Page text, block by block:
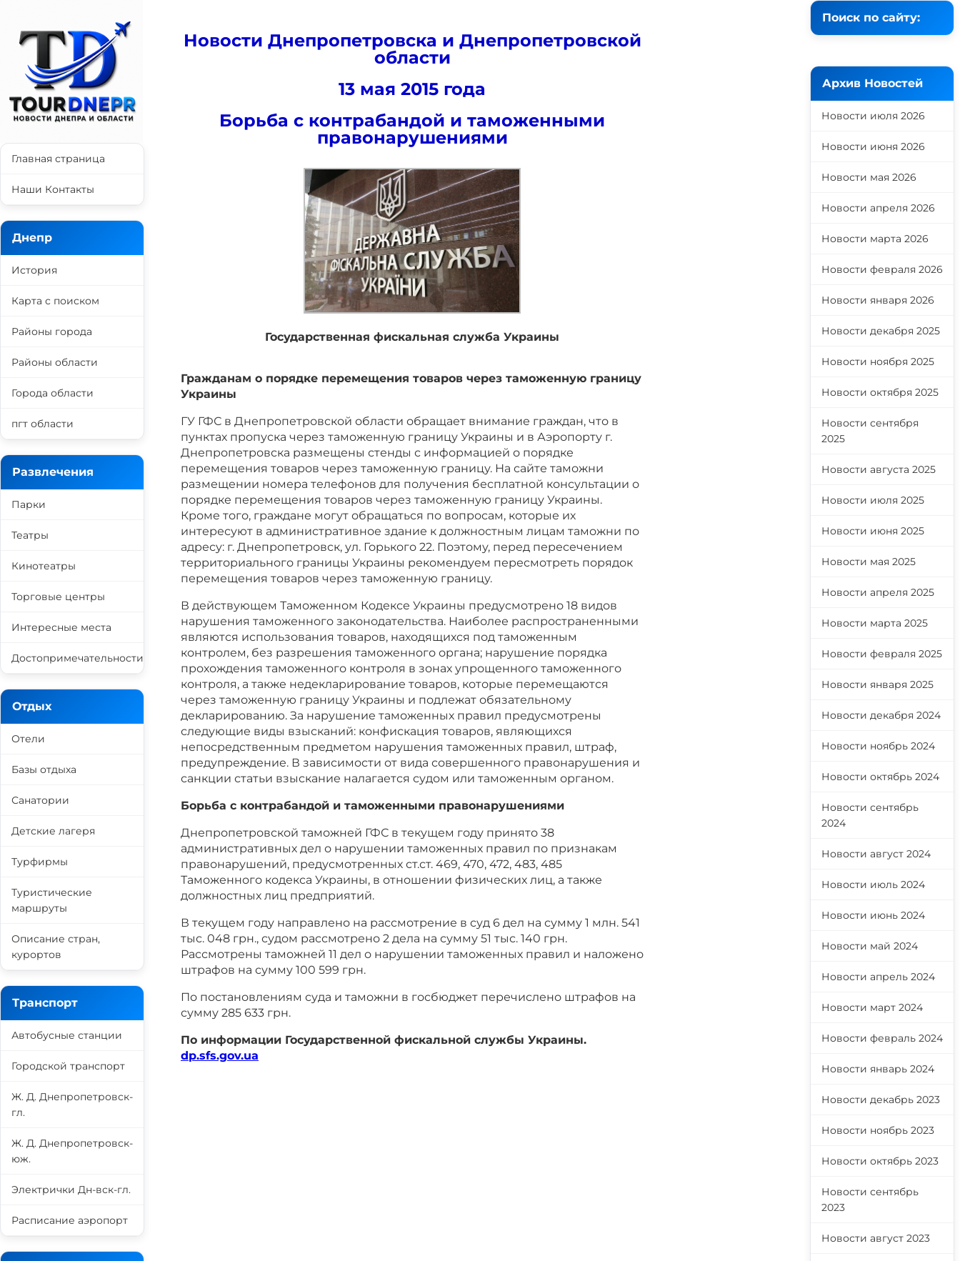
Новости Днепропетровска и Днепропетровской
области
13 мая 2015 года
Борьба с контрабандой и таможенными
правонарушениями
Государственная фискальная служба Украины
Гражданам о порядке перемещения товаров через таможенную границу
Украины
ГУ ГФС в Днепропетровской области обращает внимание граждан, что в
пунктах пропуска через таможенную границу Украины и в Аэропорту г.
Днепропетровска размещены стенды с информацией о порядке
перемещения товаров через таможенную границу. На сайте таможни
размещении номера телефонов для получения бесплатной консультации о
порядке перемещения товаров через таможенную границу Украины.
Кроме того, граждане могут обращаться по вопросам, которые их
интересуют в административное здание к должностным лицам таможни по
адресу: г. Днепропетровск, ул. Горького 22. Поэтому, перед пересечением
территориального границы Украины рекомендуем пересмотреть порядок
перемещения товаров через таможенную границу.
В действующем Таможенном Кодексе Украины предусмотрено 18 видов
нарушения таможенного законодательства. Наиболее распространенными
являются использования товаров, находящихся под таможенным
контролем, без разрешения таможенного органа; нарушение порядка
прохождения таможенного контроля в зонах упрощенного таможенного
контроля, а также недекларирование товаров, которые перемещаются
через таможенную границу Украины и подлежат обязательному
декларированию. За нарушение таможенных правил предусмотрены
следующие виды взысканий: конфискация товаров, являющихся
непосредственным предметом нарушения таможенных правил, штраф,
предупреждение. В зависимости от вида совершенного правонарушения и
санкции статьи взыскание налагается судом или таможенным органом.
Борьба с контрабандой и таможенными правонарушениями
Днепропетровской таможней ГФС в текущем году принято 38
административных дел о нарушении таможенных правил по признакам
правонарушений, предусмотренных ст.ст. 469, 470, 472, 483, 485
Таможенного кодекса Украины, в отношении физических лиц, а также
должностных лиц предприятий.
В текущем году направлено на рассмотрение в суд 6 дел на сумму 1 млн. 541
тыс. 048 грн., судом рассмотрено 2 дела на сумму 51 тыс. 140 грн.
Рассмотрены таможней 11 дел о нарушении таможенных правил и наложено
штрафов на сумму 100 599 грн.
По постановлениям суда и таможни в госбюджет перечислено штрафов на
сумму 285 633 грн.
По информации Государственной фискальной службы Украины.
dp.sfs.gov.ua
Главная страница
Наши Контакты
Днепр
История
Карта с поиском
Районы города
Районы области
Города области
пгт области
Развлечения
Парки
Театры
Кинотеатры
Торговые центры
Интересные места
Достопримечательности
Отдых
Отели
Базы отдыха
Санатории
Детские лагеря
Турфирмы
Туристические
маршруты
Описание стран,
курортов
Транспорт
Автобусные станции
Городской транспорт
Ж. Д. Днепропетровск-
гл.
Ж. Д. Днепропетровск-
юж.
Электрички Дн-вск-гл.
Расписание аэропорт
Поиск по сайту:
Архив Новостей
Новости июля 2026
Новости июня 2026
Новости мая 2026
Новости апреля 2026
Новости марта 2026
Новости февраля 2026
Новости января 2026
Новости декабря 2025
Новости ноября 2025
Новости октября 2025
Новости сентября
2025
Новости августа 2025
Новости июля 2025
Новости июня 2025
Новости мая 2025
Новости апреля 2025
Новости марта 2025
Новости февраля 2025
Новости января 2025
Новости декабря 2024
Новости ноябрь 2024
Новости октябрь 2024
Новости сентябрь
2024
Новости август 2024
Новости июль 2024
Новости июнь 2024
Новости май 2024
Новости апрель 2024
Новости март 2024
Новости февраль 2024
Новости январь 2024
Новости декабрь 2023
Новости ноябрь 2023
Новости октябрь 2023
Новости сентябрь
2023
Новости август 2023